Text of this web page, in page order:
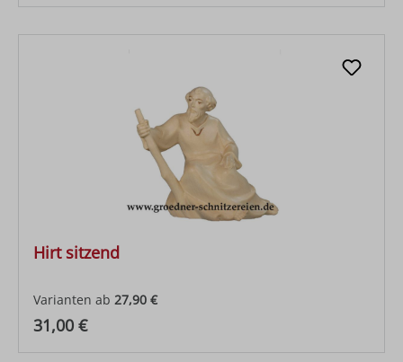
Hirt sitzend
Varianten ab 27,90 €
Regulärer Preis:
31,00 €